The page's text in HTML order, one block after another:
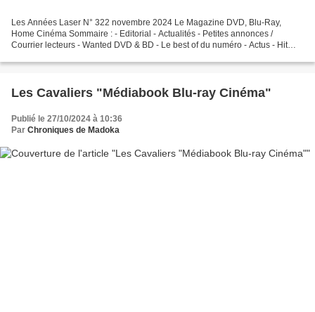
Les Années Laser N° 322 novembre 2024 Le Magazine DVD, Blu-Ray,
Home Cinéma Sommaire : - Editorial - Actualités - Petites annonces /
Courrier lecteurs - Wanted DVD & BD - Le best of du numéro - Actus - Hit
Les Cavaliers "Médiabook Blu-ray Cinéma"
Publié le 27/10/2024 à 10:36
Par Chroniques de Madoka